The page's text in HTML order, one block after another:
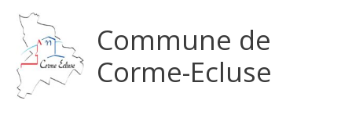
Commune de
Corme-Ecluse